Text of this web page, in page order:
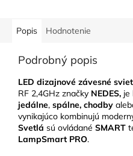
Popis Hodnotenie
Podrobný popis
LED dizajnové závesné
RF 2,4GHz značky NEDES, je
jedálne, spálne, chodby
vynikajúco kombinujú
Svetlá sú ovládané SMART
LampSmart PRO.